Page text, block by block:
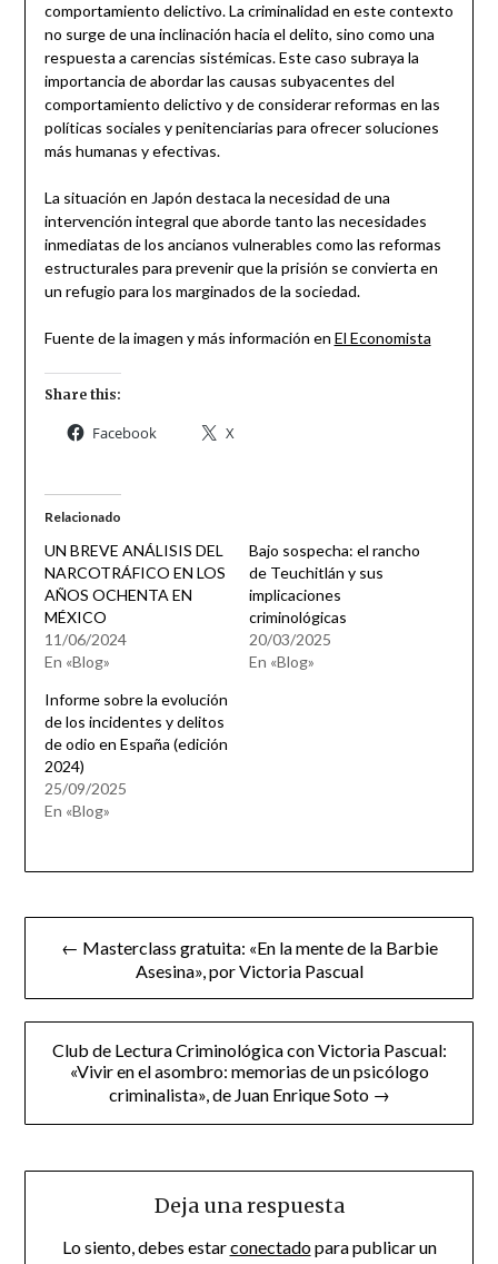
comportamiento delictivo. La criminalidad en este contexto
no surge de una inclinación hacia el delito, sino como una
respuesta a carencias sistémicas. Este caso subraya la
importancia de abordar las causas subyacentes del
comportamiento delictivo y de considerar reformas en las
políticas sociales y penitenciarias para ofrecer soluciones
más humanas y efectivas.
La situación en Japón destaca la necesidad de una
intervención integral que aborde tanto las necesidades
inmediatas de los ancianos vulnerables como las reformas
estructurales para prevenir que la prisión se convierta en
un refugio para los marginados de la sociedad.
Fuente de la imagen y más información en El Economista
Share this:
Facebook X
Relacionado
UN BREVE ANÁLISIS DEL
NARCOTRÁFICO EN LOS
AÑOS OCHENTA EN
MÉXICO
11/06/2024
En «Blog»
Bajo sospecha: el rancho
de Teuchitlán y sus
implicaciones
criminológicas
20/03/2025
En «Blog»
Informe sobre la evolución
de los incidentes y delitos
de odio en España (edición
2024)
25/09/2025
En «Blog»
Navegación
entradas
← Masterclass gratuita: «En la mente de la Barbie
Asesina», por Victoria Pascual
Club de Lectura Criminológica con Victoria Pascual:
«Vivir en el asombro: memorias de un psicólogo
criminalista», de Juan Enrique Soto →
Deja una respuesta
Lo siento, debes estarconectadopara publicar un